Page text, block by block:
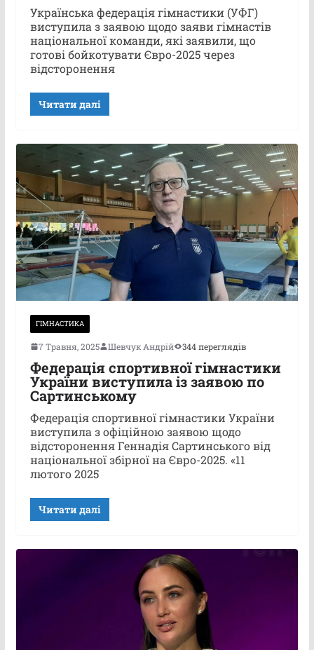
Українська федерація гімнастики (УФГ)
виступила з заявою щодо заяви гімнастів
національної команди, які заявили, що
готові бойкотувати Євро-2025 через
відсторонення
Читати далі
ГІМНАСТИКА
7 Травня, 2025 Шевчук Андрій 344 переглядів
Федерація спортивної гімнастики
України виступила із заявою по
Сартинському
Федерація спортивної гімнастики України
виступила з офіційною заявою щодо
відсторонення Геннадія Сартинського від
національної збірної на Євро-2025. «11
лютого 2025
Читати далі